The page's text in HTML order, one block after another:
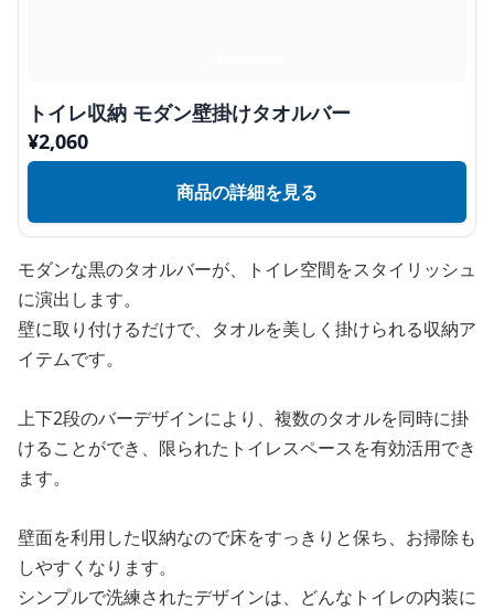
トイレ収納 モダン壁掛けタオルバー
¥2,060
商品の詳細を見る
モダンな黒のタオルバーが、トイレ空間をスタイリッシュ
に演出します。
壁に取り付けるだけで、タオルを美しく掛けられる収納ア
イテムです。
上下2段のバーデザインにより、複数のタオルを同時に掛
けることができ、限られたトイレスペースを有効活用でき
ます。
壁面を利用した収納なので床をすっきりと保ち、お掃除も
しやすくなります。
シンプルで洗練されたデザインは、どんなトイレの内装に